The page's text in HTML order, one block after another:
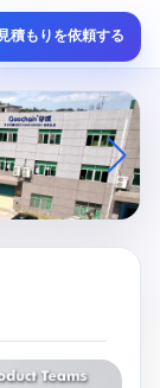
見積もりを依頼する